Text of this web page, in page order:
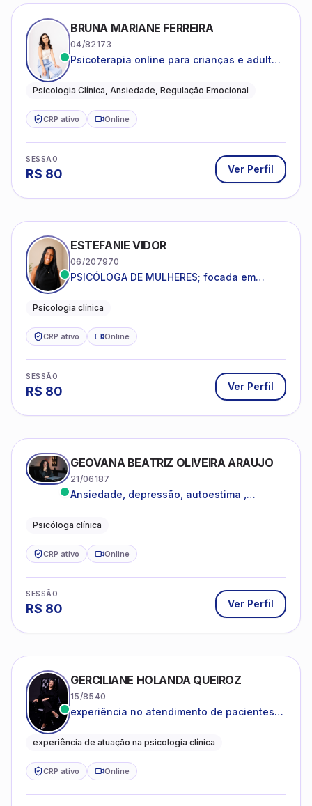
BRUNA MARIANE FERREIRA
04/82173
Psicoterapia online para crianças e adultos
reduzir a ansiedade e construir uma vida
Psicologia Clínica, Ansiedade, Regulação Emocional
CRP ativo Online
SESSÃO
R$ 80 Ver Perfil
ESTEFANIE VIDOR
06/207970
PSICÓLOGA DE MULHERES; focada em
dentro da sua realidade.
Psicologia clínica
CRP ativo Online
SESSÃO
R$ 80 Ver Perfil
GEOVANA BEATRIZ OLIVEIRA ARAUJO
21/06187
Ansiedade, depressão, autoestima ,
Psicóloga clínica
CRP ativo Online
SESSÃO
R$ 80 Ver Perfil
GERCILIANE HOLANDA QUEIROZ
15/8540
experiência no atendimento de pacientes
catastróficos e comportamentos
experiência de atuação na psicologia clínica
CRP ativo Online